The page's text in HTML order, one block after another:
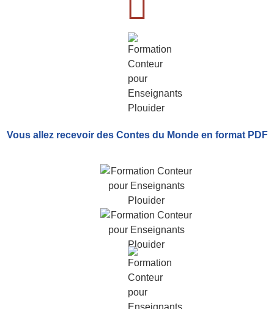
Vous allez recevoir des Contes du Monde en format PDF